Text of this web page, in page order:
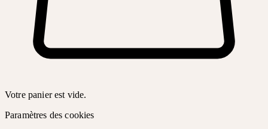
Votre panier est vide.
Paramètres des cookies